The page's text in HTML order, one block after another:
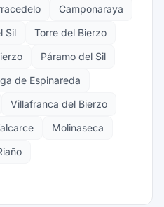
Camponaraya
Sil
Torre del Bierzo
Páramo del Sil
de Espinareda
Villafranca del Bierzo
Molinaseca